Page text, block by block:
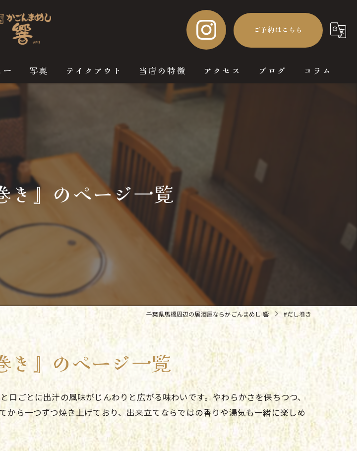
ご予約はこちら
写真 テイクアウト 当店の特徴
鹿児島料理
日本酒
芋焼酎
鳥刺し
アクセス ブログ コラム
』のページ一覧
千葉県馬橋周辺の居酒屋ならかごんまめし 響 #だし巻き
き』のページ一覧
ごとに出汁の風味がじんわりと広がる味わいです。やわらかさを保ちつつ、
ら一つずつ焼き上げており、出来立てならではの香りや湯気も一緒に楽しめ